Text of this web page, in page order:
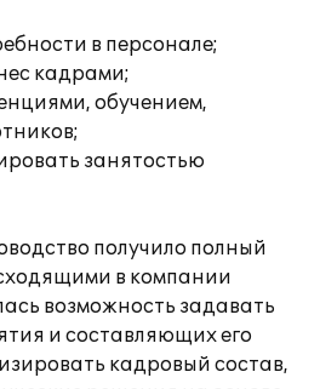
в персонале;
кадрами;
обучением,
занятостью
получило полный
в компании
возможность задавать
и составляющих его
кадровый состав,